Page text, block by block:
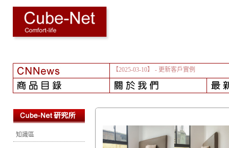
【2025-03-10】 - 更新客戶實例
知識區